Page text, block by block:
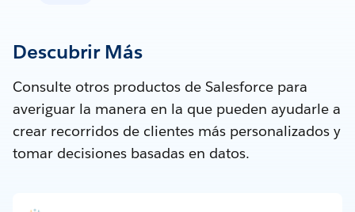
Descubrir Más
Consulte otros productos de Salesforce para
averiguar la manera en la que pueden ayudarle a
crear recorridos de clientes más personalizados y
tomar decisiones basadas en datos.